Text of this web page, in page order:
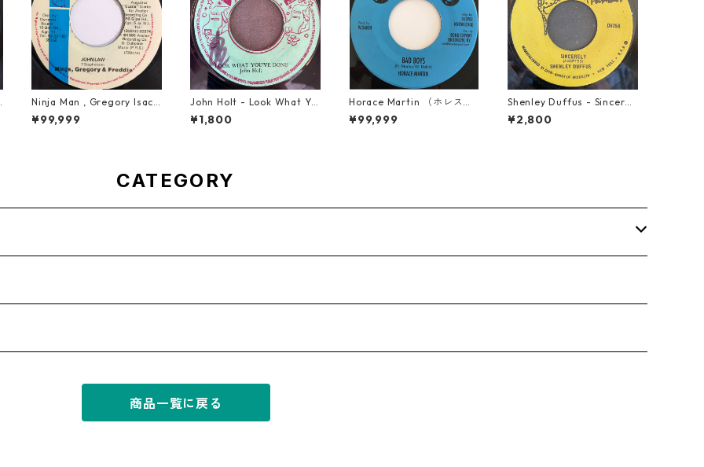
Ninja Man , Gregory Isacc
s & Freddie Mcgregor - J
ohn Low【7-20010】
¥99,999
John Holt - Look What Yo
u've Done【7-21817】
¥1,800
Horace Martin （ホレスマ
ーティン） - Bad Boys
【7'】
¥99,999
Shenley Duffus - Sincerel
y【7-22021】
¥2,800
CATEGORY
商品一覧に戻る